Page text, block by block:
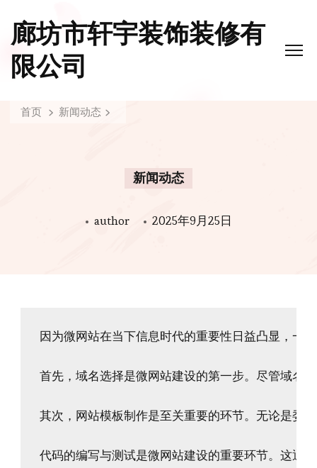
廊坊市轩宇装饰装修有
限公司
首页 新闻动态
新闻动态
author 2025年9月25日
因为微网站在当下信息时代的重要性日益凸显，一
首先，域名选择是微网站建设的第一步。尽管域名
其次，网站模板制作是至关重要的环节。无论是委
代码的编写与测试是微网站建设的重要环节。这通